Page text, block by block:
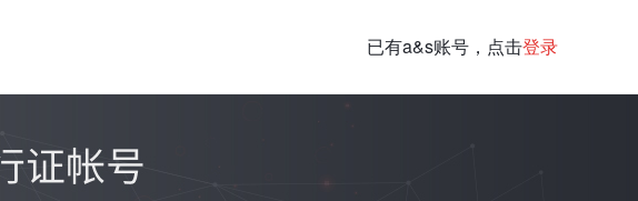
已有a&s账号，点击登录